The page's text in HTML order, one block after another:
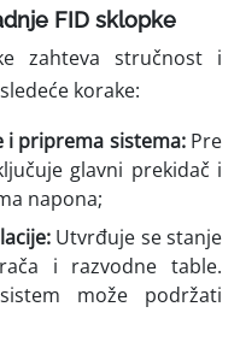
FID sklopke
zahteva stručnost i
korake:
i priprema sistema: Pre
glavni prekidač i
napona;
Utvrđuje se stanje
i razvodne table.
može podržati